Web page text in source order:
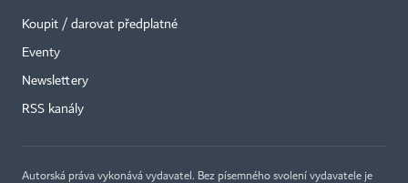
Koupit / darovat předplatné
Eventy
Newslettery
RSS kanály
Autorská práva vykonává vydavatel. Bez písemného svolení vydavatele je